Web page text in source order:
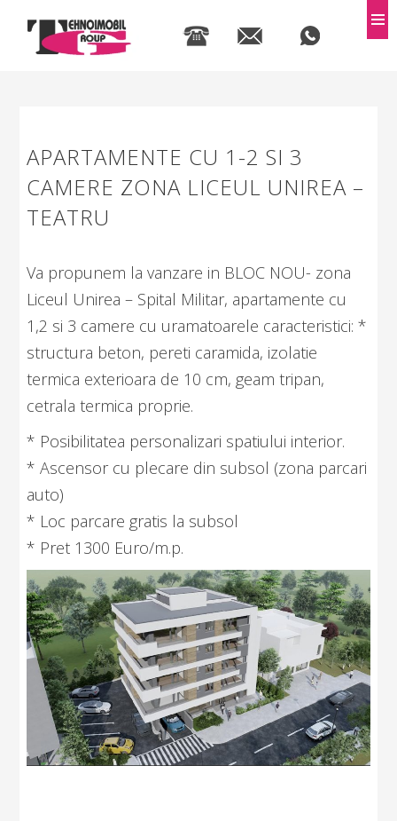
APARTAMENTE CU 1-2 SI 3
CAMERE ZONA LICEUL UNIREA –
TEATRU
Va propunem la vanzare in BLOC NOU- zona
Liceul Unirea – Spital Militar, apartamente cu
1,2 si 3 camere cu uramatoarele caracteristici: *
structura beton, pereti caramida, izolatie
termica exterioara de 10 cm, geam tripan,
cetrala termica proprie.
* Posibilitatea personalizari spatiului interior.
* Ascensor cu plecare din subsol (zona parcari
auto)
* Loc parcare gratis la subsol
* Pret 1300 Euro/m.p.